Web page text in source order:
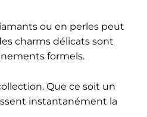
ou en perles peut
charms délicats sont
formels.
Que ce soit un
instantanément la